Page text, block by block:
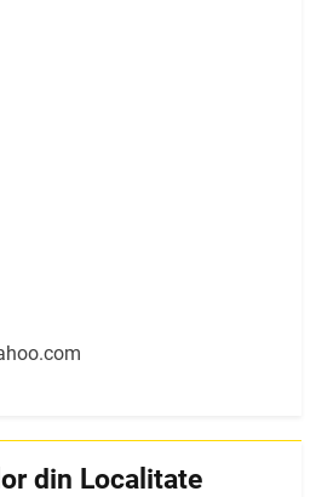
din Localitate